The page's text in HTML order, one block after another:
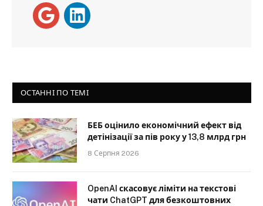
ОСТАННІ ПО ТЕМІ
БЕБ оцінило економічний ефект від
детінізації за пів року у 13,8 млрд грн
8 Серпня 2026
OpenAI скасовує ліміти на текстові
чати ChatGPT для безкоштовних